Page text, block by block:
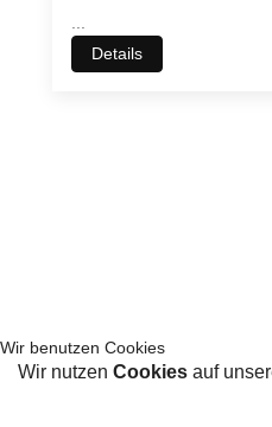
...
Details
Wir benutzen Cookies
Wir nutzen Cookies auf